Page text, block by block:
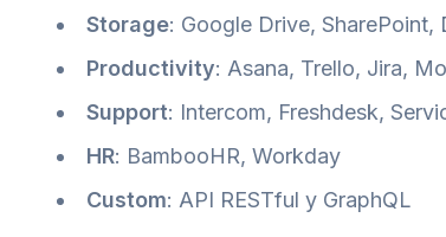
Storage: Google Drive, SharePoint,
Productivity: Asana, Trello, Jira,
Support: Intercom, Freshdesk,
HR: BambooHR, Workday
Custom: API RESTful y GraphQL